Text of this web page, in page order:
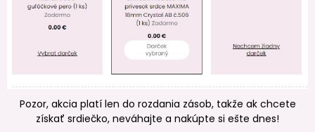
Pozor, akcia platí len do rozdania zásob, takže ak chcete
získať srdiečko, neváhajte a nakúpte si ešte dnes!